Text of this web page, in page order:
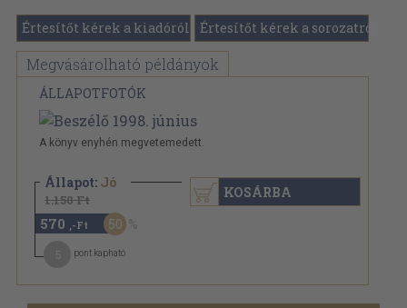
Értesítőt kérek a kiadóról Értesítőt kérek a sorozatról
Megvásárolható példányok
ÁLLAPOTFOTÓK
A könyv enyhén megvetemedett.
Állapot: Jó
1.150 Ft
570 ,-Ft 50
pont kapható
KOSÁRBA